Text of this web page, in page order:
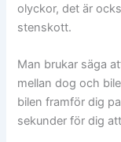
olyckor, det är
stenskott.
Man brukar säga
mellan dog och
bilen framför dig
sekunder för dig